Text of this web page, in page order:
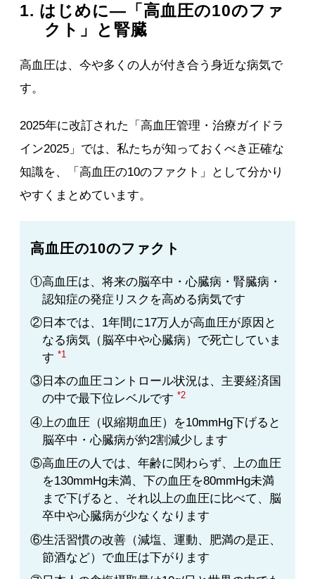
1. はじめに―「高血圧の10のファ
クト」と腎臓
高血圧は、今や多くの人が付き合う身近な病気で
す。
2025年に改訂された「高血圧管理・治療ガイドラ
イン2025」では、私たちが知っておくべき正確な
知識を、「高血圧の10のファクト」として分かり
やすくまとめています。
高血圧の10のファクト
①高血圧は、将来の脳卒中・心臓病・腎臓病・
認知症の発症リスクを高める病気です
②日本では、1年間に17万人が高血圧が原因と
なる病気（脳卒中や心臓病）で死亡していま
す *1
③日本の血圧コントロール状況は、主要経済国
の中で最下位レベルです *2
④上の血圧（収縮期血圧）を10mmHg下げると
脳卒中・心臓病が約2割減少します
⑤高血圧の人では、年齢に関わらず、上の血圧
を130mmHg未満、下の血圧を80mmHg未満
まで下げると、それ以上の血圧に比べて、脳
卒中や心臓病が少なくなります
⑥生活習慣の改善（減塩、運動、肥満の是正、
節酒など）で血圧は下がります